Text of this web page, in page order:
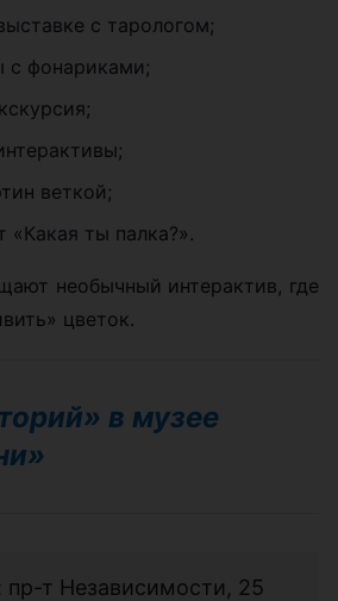
с тарологом;
с фонариками;
веткой;
«Какая ты палка?».
необычный интерактив, где
цветок.
в музее
пр-т Независимости, 25